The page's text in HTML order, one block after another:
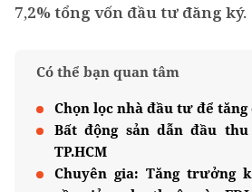
7,2% tổng vốn đầu tư đăng ký.
Có thể bạn quan tâm
Chọn lọc nhà đầu tư để
Bất động sản dẫn đầu
TP.HCM
Chuyên gia: Tăng trưởng